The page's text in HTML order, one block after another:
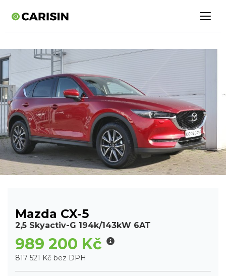
Mazda CX-5
2,5 Skyactiv-G 194k/143kW 6AT
989 200 Kč
817 521 Kč bez DPH